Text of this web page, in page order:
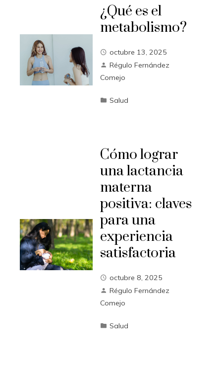
¿Qué es el
metabolismo?
octubre 13, 2025
Régulo Fernández
Comejo
Salud
Cómo lograr
una lactancia
materna
positiva: claves
para una
experiencia
satisfactoria
octubre 8, 2025
Régulo Fernández
Comejo
Salud